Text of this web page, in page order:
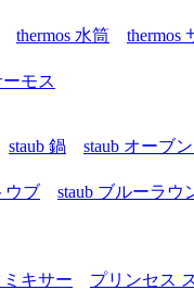
thermos 水筒
thermos
モス
staub 鍋
staub オーブ
ウブ
staub ブルーラウ
キサー
プリンセス